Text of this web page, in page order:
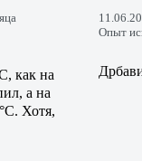
как на
а на
Хотя,
Опыт